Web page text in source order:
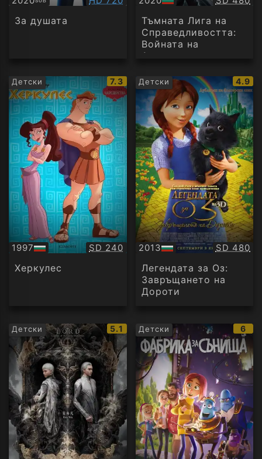
Субтитри
За душата
БГ
аудио
Тъмната Лига на
Справедливостта:
Войната на
Апокалипс
Детски
IMDb
рейтинг:
7.3
1997
БГ
аудио
Качество:
SD 240
Херкулес
Детски
IMDb
4.9
2013
БГ
аудио
SD 480
Легендата за Оз:
Завръщането на
Дороти
Детски
IMDb
рейтинг:
5.1 Детски 6